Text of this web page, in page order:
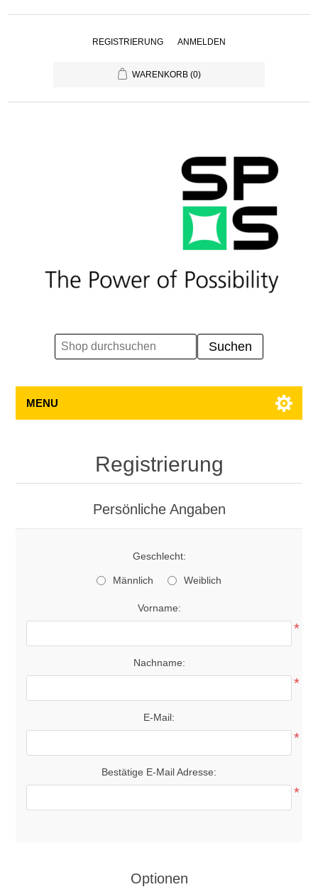
REGISTRIERUNG ANMELDEN
WARENKORB (0)
MENU
Registrierung
Persönliche Angaben
Geschlecht:
Männlich Weiblich
Vorname:
*
Nachname:
*
E-Mail:
*
Bestätige E-Mail Adresse:
*
Optionen